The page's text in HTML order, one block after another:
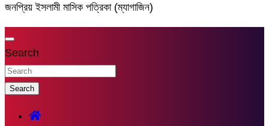
জনপ্রিয় ইসলামী মাসিক পত্রিকা (ম্যাগাজিন)
Search
Search